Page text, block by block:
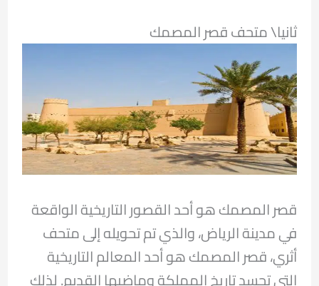
ثانيا\ متحف قصر المصمك
قصر المصمك هو أحد القصور التاريخية الواقعة
في مدينة الرياض، والذي تم تحويله إلى متحف
أثري، قصر المصمك هو أحد المعالم التاريخية
التي تجسد تاريخ المملكة وماضيها القديم. لذلك